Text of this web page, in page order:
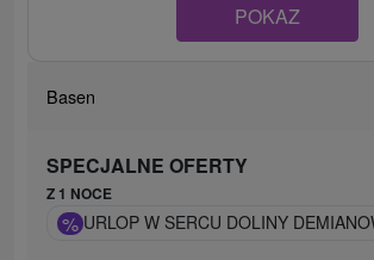
POKAZ
Basen
SPECJALNE OFERTY
Z 1 NOCE
% URLOP W SERCU DOLINY